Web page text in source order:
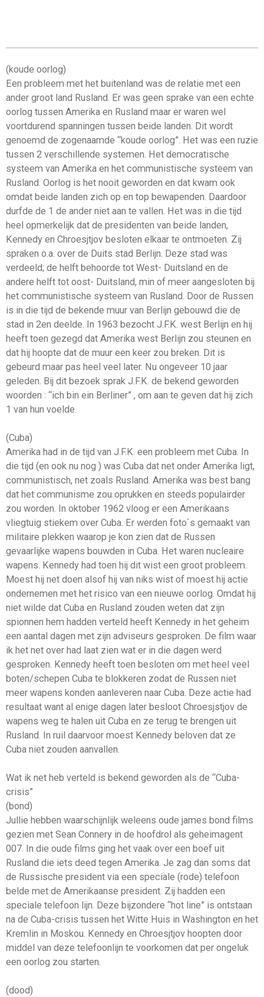
(koude oorlog)
Een probleem met het buitenland was de relatie met een
ander groot land Rusland. Er was geen sprake van een echte
oorlog tussen Amerika en Rusland maar er waren wel
voortdurend spanningen tussen beide landen. Dit wordt
genoemd de zogenaamde “koude oorlog”. Het was een ruzie
tussen 2 verschillende systemen. Het democratische
systeem van Amerika en het communistische systeem van
Rusland. Oorlog is het nooit geworden en dat kwam ook
omdat beide landen zich op en top bewapenden. Daardoor
durfde de 1 de ander niet aan te vallen. Het was in die tijd
heel opmerkelijk dat de presidenten van beide landen,
Kennedy en Chroesjtjov besloten elkaar te ontmoeten. Zij
spraken o.a. over de Duits stad Berlijn. Deze stad was
verdeeld; de helft behoorde tot West- Duitsland en de
andere helft tot oost- Duitsland, min of meer aangesloten bij
het communistische systeem van Rusland. Door de Russen
is in die tijd de bekende muur van Berlijn gebouwd die de
stad in 2en deelde. In 1963 bezocht J.F.K. west Berlijn en hij
heeft toen gezegd dat Amerika west Berlijn zou steunen en
dat hij hoopte dat de muur een keer zou breken. Dit is
gebeurd maar pas heel veel later. Nu ongeveer 10 jaar
geleden. Bij dit bezoek sprak J.F.K. de bekend geworden
woorden : “ich bin ein Berliner” , om aan te geven dat hij zich
1 van hun voelde.
(Cuba)
Amerika had in de tijd van J.F.K. een probleem met Cuba. In
die tijd (en ook nu nog ) was Cuba dat net onder Amerika ligt,
communistisch, net zoals Rusland. Amerika was best bang
dat het communisme zou oprukken en steeds populairder
zou worden. In oktober 1962 vloog er een Amerikaans
vliegtuig stiekem over Cuba. Er werden foto`s gemaakt van
militaire plekken waarop je kon zien dat de Russen
gevaarlijke wapens bouwden in Cuba. Het waren nucleaire
wapens. Kennedy had toen hij dit wist een groot probleem.
Moest hij net doen alsof hij van niks wist of moest hij actie
ondernemen met het risico van een nieuwe oorlog. Omdat hij
niet wilde dat Cuba en Rusland zouden weten dat zijn
spionnen hem hadden verteld heeft Kennedy in het geheim
een aantal dagen met zijn adviseurs gesproken. De film waar
ik het net over had laat zien wat er in die dagen werd
gesproken. Kennedy heeft toen besloten om met heel veel
boten/schepen Cuba te blokkeren zodat de Russen niet
meer wapens konden aanleveren naar Cuba. Deze actie had
resultaat want al enige dagen later besloot Chroesjstjov de
wapens weg te halen uit Cuba en ze terug te brengen uit
Rusland. In ruil daarvoor moest Kennedy beloven dat ze
Cuba niet zouden aanvallen.
Wat ik net heb verteld is bekend geworden als de “Cuba-
crisis”
(bond)
Jullie hebben waarschijnlijk weleens oude james bond films
gezien met Sean Connery in de hoofdrol als geheimagent
007. In die oude films ging het vaak over een boef uit
Rusland die iets deed tegen Amerika. Je zag dan soms dat
de Russische president via een speciale (rode) telefoon
belde met de Amerikaanse president. Zij hadden een
speciale telefoon lijn. Deze bijzondere “hot line” is ontstaan
na de Cuba-crisis tussen het Witte Huis in Washington en het
Kremlin in Moskou. Kennedy en Chroesjtjov hoopten door
middel van deze telefoonlijn te voorkomen dat per ongeluk
een oorlog zou starten.
(dood)